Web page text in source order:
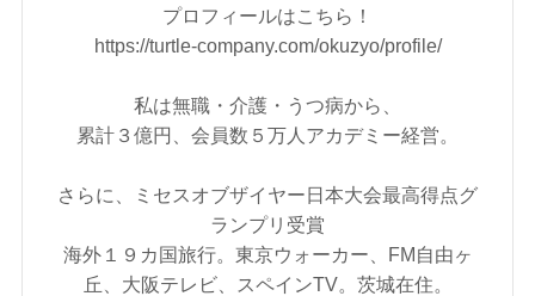
プロフィールはこちら！
https://turtle-company.com/okuzyo/profile/
私は無職・介護・うつ病から、
累計３億円、会員数５万人アカデミー経営。
さらに、ミセスオブザイヤー日本大会最高得点グ
ランプリ受賞
海外１９カ国旅行。東京ウォーカー、FM自由ヶ
丘、大阪テレビ、スペインTV。茨城在住。